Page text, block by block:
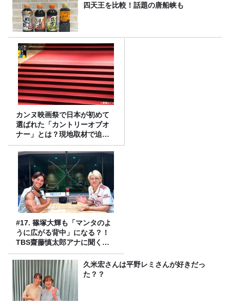
四天王を比較！話題の唐船峡も
カンヌ映画祭で日本が初めて
選ばれた「カントリーオブオ
ナー」とは？現地取材で迫る
選出の意味
#17. 篠塚大輝も「マンタのよ
うに広がる背中」になる？！
TBS齋藤慎太郎アナに聞くメ
ンズフィジークの魅力！！
久米宏さんは平野レミさんが好きだっ
た？？